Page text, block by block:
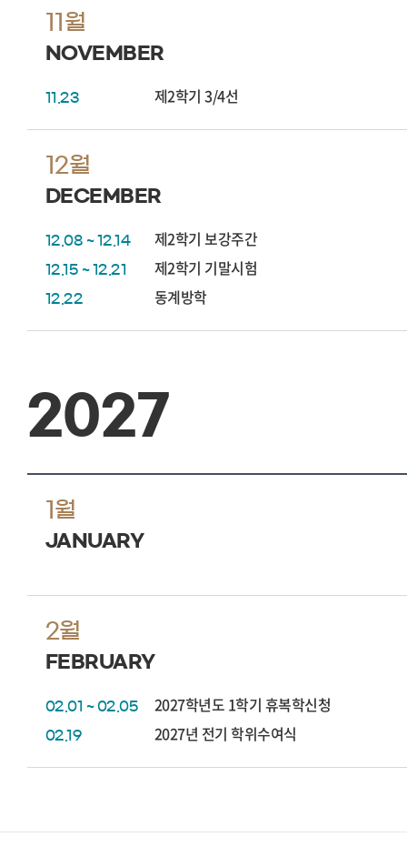
11월
NOVEMBER
11.23 제2학기 3/4선
12월
DECEMBER
12.08 ~ 12.14 제2학기 보강주간
12.15 ~ 12.21 제2학기 기말시험
12.22 동계방학
2027
1월
JANUARY
2월
FEBRUARY
02.01 ~ 02.05 2027학년도 1학기 휴복학신청
02.19 2027년 전기 학위수여식